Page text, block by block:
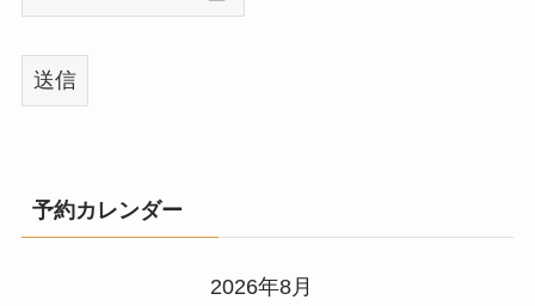
予約カレンダー
2026年8月